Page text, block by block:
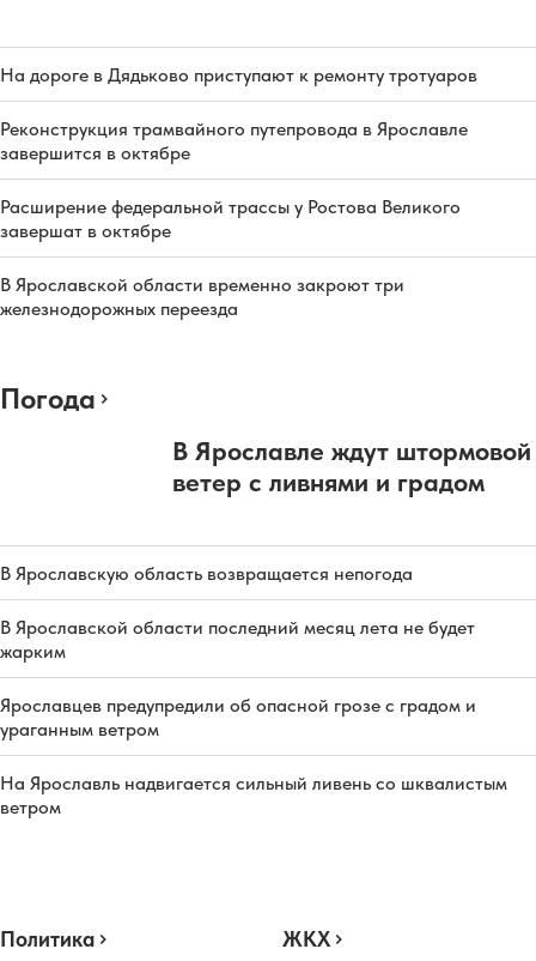
На дороге в Дядьково приступают к ремонту тротуаров
Реконструкция трамвайного путепровода в Ярославле
завершится в октябре
Расширение федеральной трассы у Ростова Великого
завершат в октябре
В Ярославской области временно закроют три
железнодорожных переезда
Погода
В Ярославле ждут штормовой
ветер с ливнями и градом
В Ярославскую область возвращается непогода
В Ярославской области последний месяц лета не будет
жарким
Ярославцев предупредили об опасной грозе с градом и
ураганным ветром
На Ярославль надвигается сильный ливень со шквалистым
ветром
Политика ЖКХ